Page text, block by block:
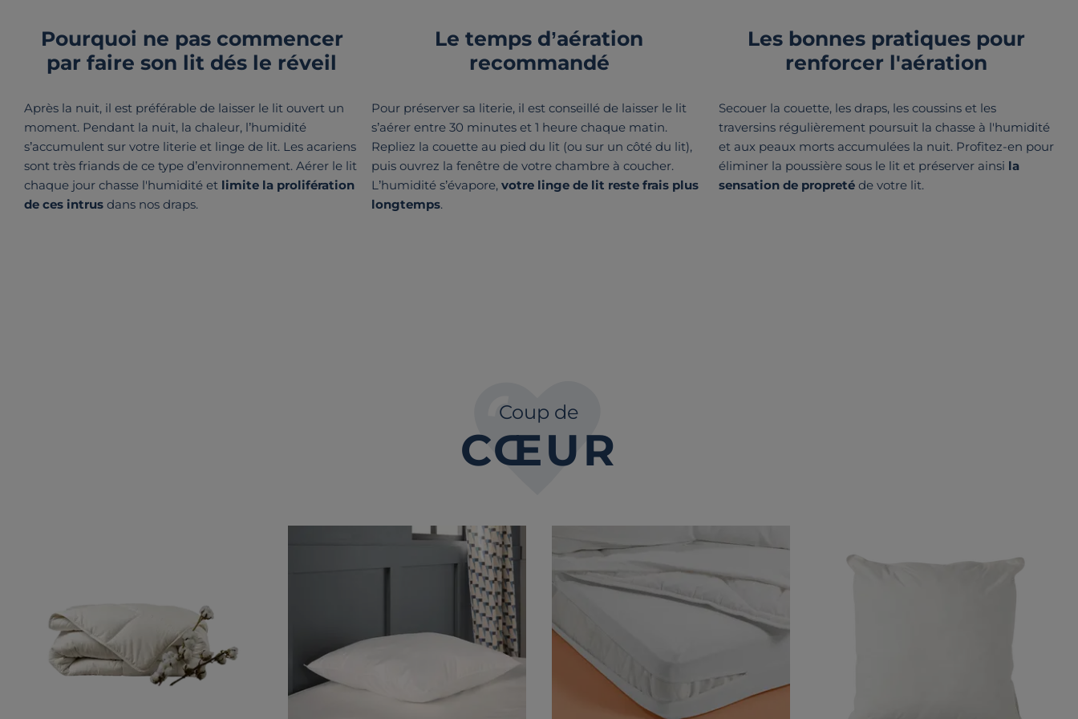
Pourquoi ne pas commencer
par faire son lit dés le réveil
Après la nuit, il est préférable de laisser le lit ouvert un
moment. Pendant la nuit, la chaleur, l’humidité
s’accumulent sur votre literie et linge de lit. Les acariens
sont très friands de ce type d’environnement. Aérer le lit
chaque jour chasse l'humidité et limite la prolifération
de ces intrus dans nos draps.
Le temps d’aération
recommandé
Pour préserver sa literie, il est conseillé de laisser le lit
s’aérer entre 30 minutes et 1 heure chaque matin.
Repliez la couette au pied du lit (ou sur un côté du lit),
puis ouvrez la fenêtre de votre chambre à coucher.
L’humidité s’évapore, votre linge de lit reste frais plus
longtemps.
Les bonnes pratiques pour
renforcer l'aération
Secouer la couette, les draps, les coussins et les
traversins régulièrement poursuit la chasse à l'humidité
et aux peaux morts accumulées la nuit. Profitez-en pour
éliminer la poussière sous le lit et préserver ainsi la
sensation de propreté de votre lit.
Coup de
CŒUR